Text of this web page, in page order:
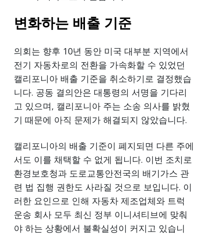
변화하는 배출 기준
의회는 향후 10년 동안 미국 대부분 지역에서
전기 자동차로의 전환을 가속화할 수 있었던
캘리포니아 배출 기준을 취소하기로 결정했습
니다. 공동 결의안은 대통령의 서명을 기다리
고 있으며, 캘리포니아 주는 소송 의사를 밝혔
기 때문에 아직 문제가 해결되지 않았습니다.
캘리포니아의 배출 기준이 폐지되면 다른 주에
서도 이를 채택할 수 없게 됩니다. 이번 조치로
환경보호청과 도로교통안전국의 배기가스 관
련 법 집행 권한도 사라질 것으로 보입니다. 이
러한 요인으로 인해 자동차 제조업체와 트럭
운송 회사 모두 최신 정부 이니셔티브에 맞춰
야 하는 상황에서 불확실성이 커지고 있습니